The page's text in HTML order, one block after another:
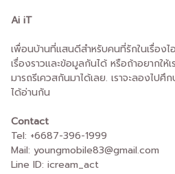
Ai iT
เพื่อนบ้านที่แสนดีสำหรับคนที่รักในเรื่อง
เรื่องราวและข้อมูลกันได้ หรือถ้าอยากให้เ
มารถรีเควสกันมาได้เลย. เราจะลองไปศึ
ได้อ่านกัน
Contact
Tel: +6687-396-1999
Mail: youngmobile83@gmail.com
Line ID: icream_act